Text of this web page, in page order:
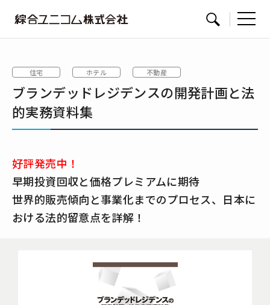
ニ
コ
ム
ブランデッドレジデンスの開発計画と法
的実務資料集
住宅 ホテル 不動産
好評発売中！
早期投資回収と価格プレミアムに期待
世界的販売傾向と事業化までのプロセス、日本に
おける法的留意点を詳解！